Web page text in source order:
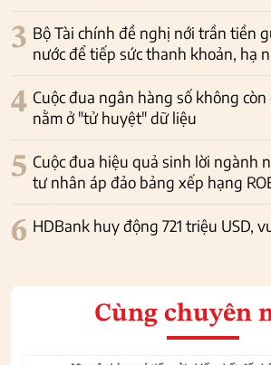
3 Bộ Tài chính đề nghị nới trần tiền
nước để tiếp sức thanh khoản, hạ
4 Cuộc đua ngân hàng số không
nằm ở "tử huyệt" dữ liệu
5 Cuộc đua hiệu quả sinh lời ngành
tư nhân áp đảo bảng xếp hạng
6 HDBank huy động 721 triệu USD,
Cùng chuyên